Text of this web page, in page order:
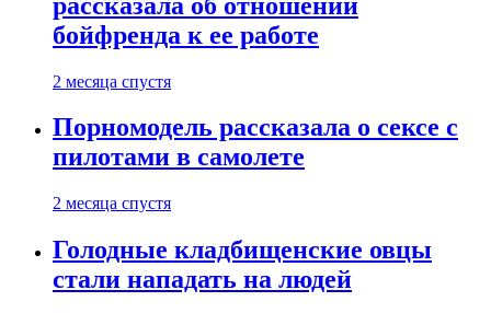
бойфренда к ее работе
2 месяца спустя
Порномодель рассказала о сексе с
пилотами в самолете
2 месяца спустя
Голодные кладбищенские овцы
стали нападать на людей